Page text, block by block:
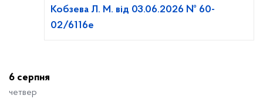
Кобзева Л. М. від 03.06.2026 № 60-
02/6116е
6 серпня
четвер